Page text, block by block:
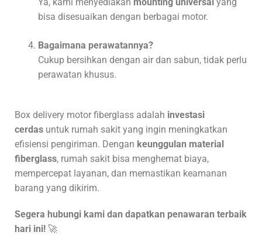
bisa disesuaikan dengan berbagai motor.
Bagaimana perawatannya?
Cukup bersihkan dengan air dan sabun, tidak perlu
perawatan khusus.
Box delivery motor fiberglass adalah investasi
cerdas untuk rumah sakit yang ingin meningkatkan
efisiensi pengiriman. Dengan keunggulan material
fiberglass, rumah sakit bisa menghemat biaya,
mempercepat layanan, dan memastikan keamanan
barang yang dikirim.
Segera hubungi kami dan dapatkan penawaran terbaik
hari ini! 🚀